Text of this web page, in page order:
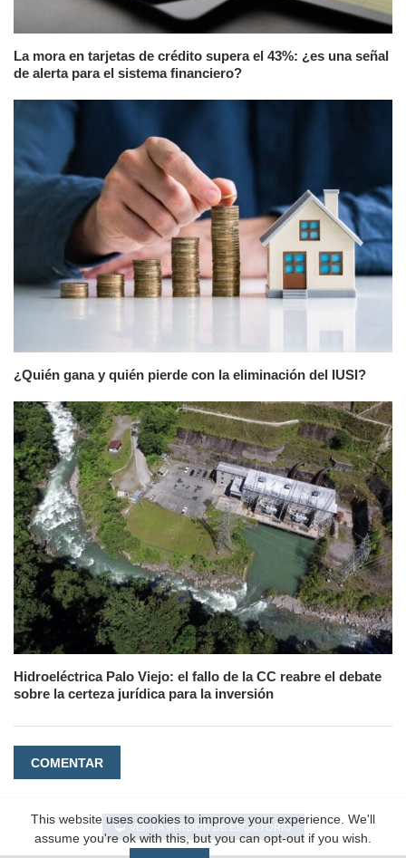
La mora en tarjetas de crédito supera el 43%: ¿es una señal
de alerta para el sistema financiero?
¿Quién gana y quién pierde con la eliminación del IUSI?
Hidroeléctrica Palo Viejo: el fallo de la CC reabre el debate
sobre la certeza jurídica para la inversión
COMENTAR
VER LA VERSIÓN DE ESCRITORIO
This website uses cookies to improve your experience. We'll
assume you're ok with this, but you can opt-out if you wish.